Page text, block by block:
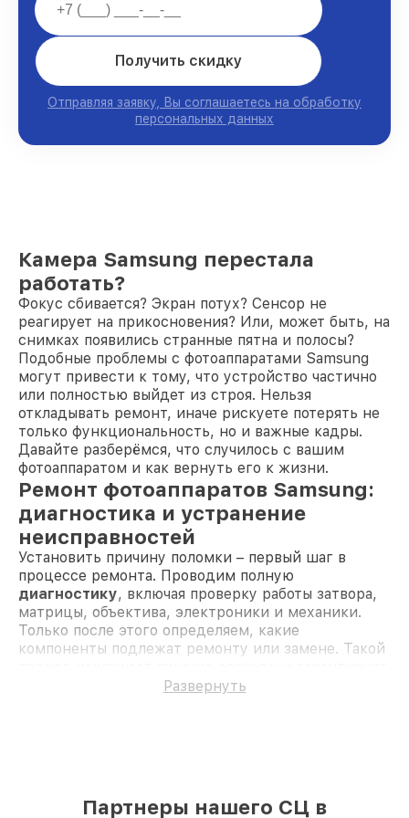
Получить скидку
Отправляя заявку, Вы соглашаетесь на обработку
персональных данных
Камера Samsung перестала
работать?
Фокус сбивается? Экран потух? Сенсор не
реагирует на прикосновения? Или, может быть, на
снимках появились странные пятна и полосы?
Подобные проблемы с фотоаппаратами Samsung
могут привести к тому, что устройство частично
или полностью выйдет из строя. Нельзя
откладывать ремонт, иначе рискуете потерять не
только функциональность, но и важные кадры.
Давайте разберёмся, что случилось с вашим
фотоаппаратом и как вернуть его к жизни.
Ремонт фотоаппаратов Samsung:
диагностика и устранение
неисправностей
Установить причину поломки – первый шаг в
процессе ремонта. Проводим полную
диагностику, включая проверку работы затвора,
матрицы, объектива, электроники и механики.
Только после этого определяем, какие
компоненты подлежат ремонту или замене. Такой
точное решение проблемы.
Трещины или сколы на корпусе —
Развернуть
Партнеры нашего СЦ в